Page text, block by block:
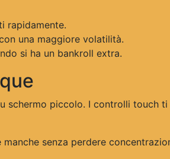
rapidamente.
una maggiore volatilità.
si ha un bankroll extra.
schermo piccolo. I controlli touch
senza perdere